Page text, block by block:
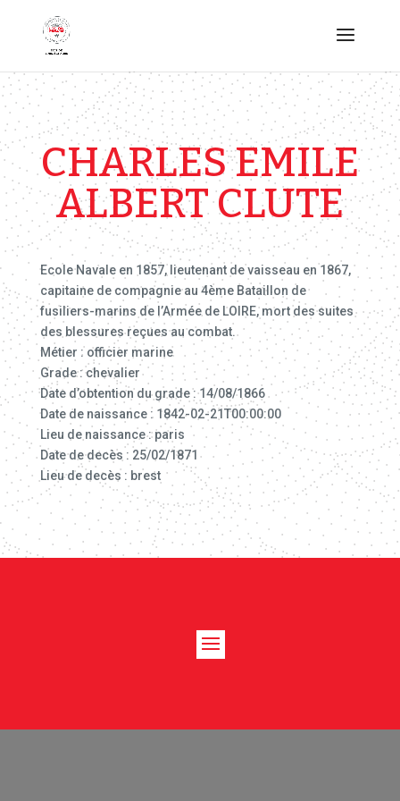
CHARLES EMILE
ALBERT CLUTE
Ecole Navale en 1857, lieutenant de vaisseau en 1867,
capitaine de compagnie au 4ème Bataillon de
fusiliers-marins de l’Armée de LOIRE, mort des suites
des blessures reçues au combat.
Métier : officier marine
Grade : chevalier
Date d’obtention du grade : 14/08/1866
Date de naissance : 1842-02-21T00:00:00
Lieu de naissance : paris
Date de decès : 25/02/1871
Lieu de decès : brest